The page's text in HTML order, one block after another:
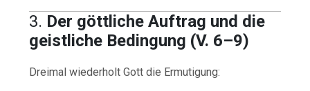
3. Der göttliche Auftrag und die
geistliche Bedingung (V. 6–9)
Dreimal wiederholt Gott die Ermutigung: